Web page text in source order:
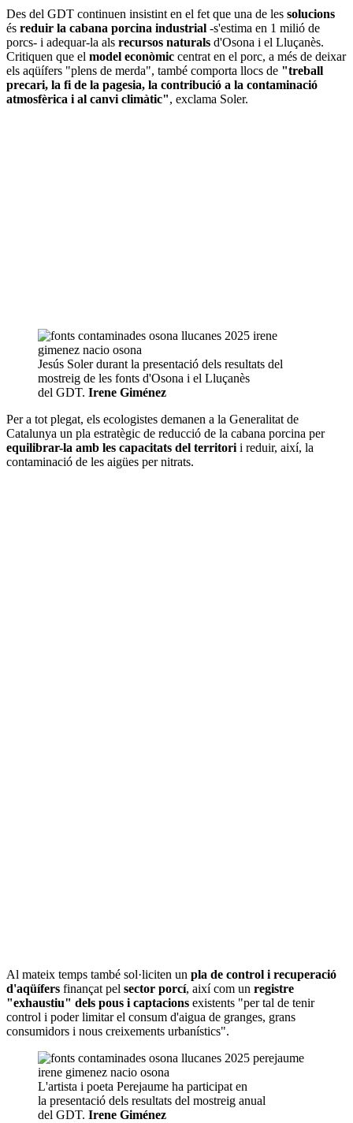
Des del GDT continuen insistint en el fet que una de les solucions
és reduir la cabana porcina industrial -s'estima en 1 milió de
porcs- i adequar-la als recursos naturals d'Osona i el Lluçanès.
Critiquen que el model econòmic centrat en el porc, a més de deixar
els aqüífers "plens de merda", també comporta llocs de "treball
precari, la fi de la pagesia, la contribució a la contaminació
atmosfèrica i al canvi climàtic", exclama Soler.
Jesús Soler durant la presentació dels resultats del
mostreig de les fonts d'Osona i el Lluçanès
del GDT. Irene Giménez
Per a tot plegat, els ecologistes demanen a la Generalitat de
Catalunya un pla estratègic de reducció de la cabana porcina per
equilibrar-la amb les capacitats del territorii reduir, així, la
contaminació de les aigües per nitrats.
Al mateix temps també sol·liciten un pla de control i recuperació
d'aqüífers finançat pel sector porcí, així com un registre
"exhaustiu" dels pous i captacions existents "per tal de tenir
control i poder limitar el consum d'aigua de granges, grans
consumidors i nous creixements urbanístics".
L'artista i poeta Perejaume ha participat en
la presentació dels resultats del mostreig anual
del GDT. Irene Giménez